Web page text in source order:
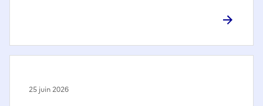
25 juin 2026